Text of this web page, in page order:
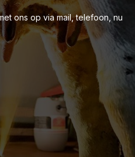
ons op via mail, telefoon, nu